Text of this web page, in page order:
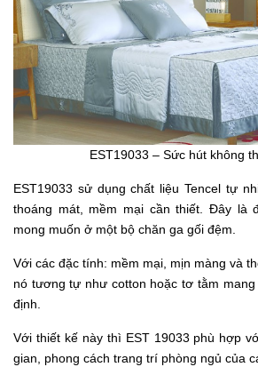
EST19033 – Sức hút không
EST19033 sử dụng chất liệu Tencel tự
thoáng mát, mềm mại cần thiết. Đây là
mong muốn ở một bộ chăn ga gối đệm.
Với các đặc tính: mềm mại, mịn màng và
nó tương tự như cotton hoặc tơ tằm
định.
Với thiết kế này thì EST 19033 phù hợp
gian, phong cách trang trí phòng ngủ của